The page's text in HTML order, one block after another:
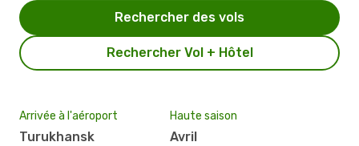
Rechercher Vol + Hôtel
Rechercher des vols
Arrivée à l'aéroport
Turukhansk
Haute saison
avril